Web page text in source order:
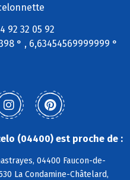
92 32 05 92
° , 6,63454569999999 °
(04400) est proche de :
04400 Faucon-de-
La Condamine-Châtelard,